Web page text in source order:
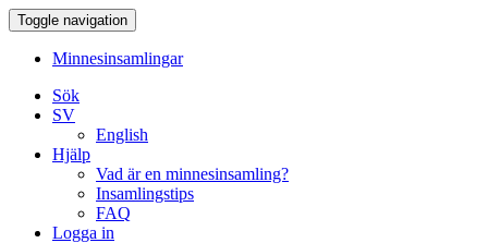
Toggle navigation
Minnesinsamlingar
Sök
SV
English
Hjälp
Vad är en minnesinsamling?
Insamlingstips
FAQ
Logga in